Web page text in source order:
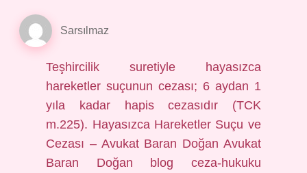
Sarsılmaz
Teşhircilik suretiyle hayasızca
hareketler suçunun cezası; 6 aydan 1
yıla kadar hapis cezasıdır (TCK
m.225). Hayasızca Hareketler Suçu ve
Cezası – Avukat Baran Doğan Avukat
Baran Doğan blog ceza-hukuku